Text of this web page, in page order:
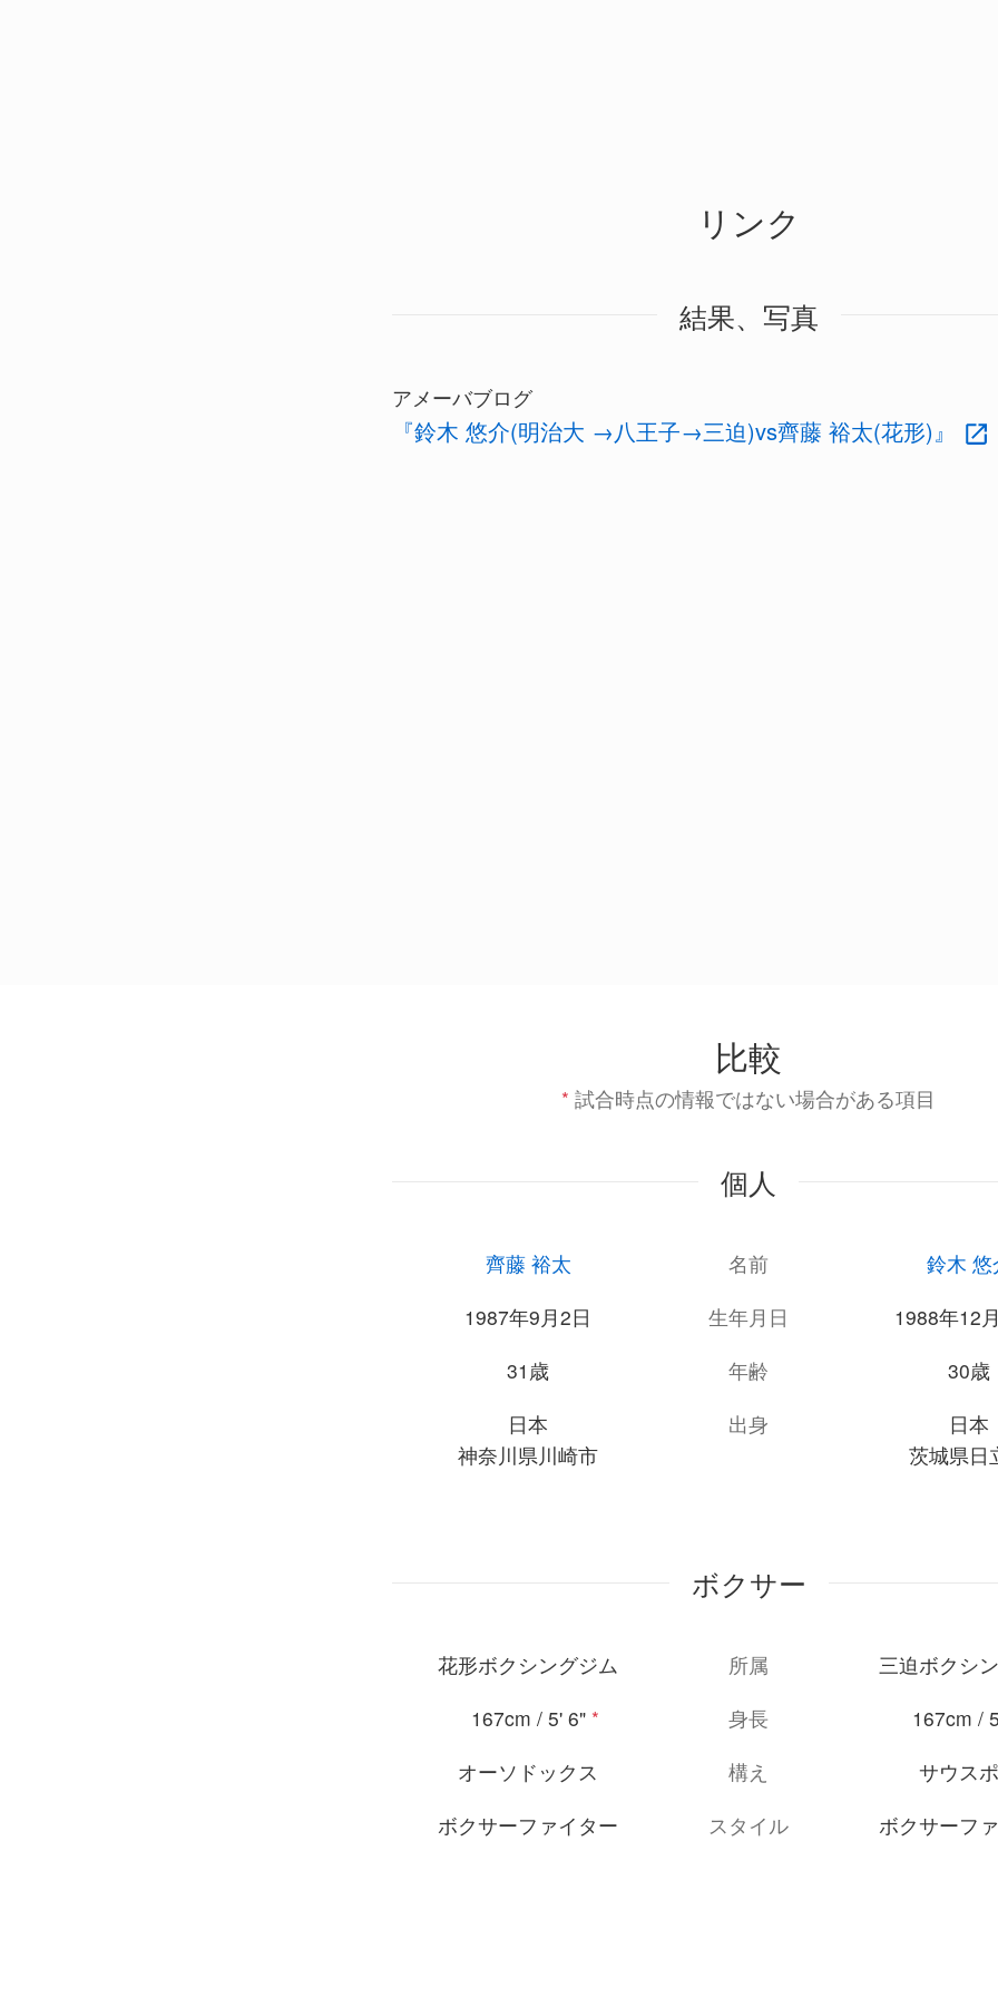
リンク
結果、写真
アメーバブログ
『鈴木 悠介(明治大 →八王子→三迫)vs齊藤 裕太(花形)』
比較
* 試合時点の情報ではない場合がある項目
個人
齊藤 裕太 名前
鈴木 悠
1987年9月2日
生年月日
1988年12
31歳
年齢
30歳
日本
神奈川県川崎市
出身
日本
茨城県日
ボクサー
花形ボクシングジム 所属
三迫ボクシ
167cm / 5' 6" * 身長 167cm /
オーソドックス
構え
サウス
ボクサーファイター
スタイル ボクサーフ